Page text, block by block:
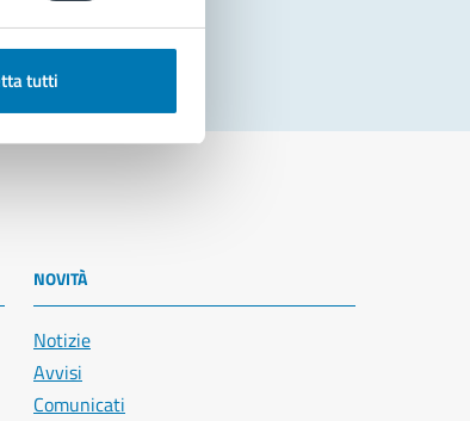
tutti
NOVITÀ
Notizie
Avvisi
Comunicati